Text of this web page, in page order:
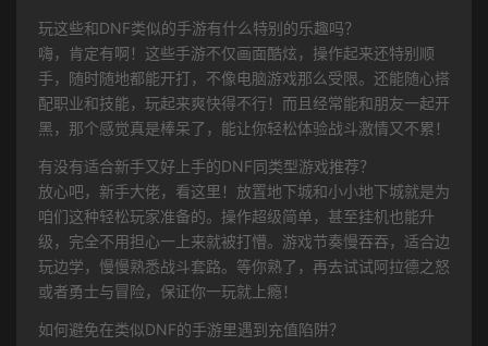
玩这些和DNF类似的手游有什么特别的乐趣吗？
嗨，肯定有啊！这些手游不仅画面酷炫，操作起来还特别顺
手，随时随地都能开打，不像电脑游戏那么受限。还能随心搭
配职业和技能，玩起来爽快得不行！而且经常能和朋友一起开
黑，那个感觉真是棒呆了，能让你轻松体验战斗激情又不累！
有没有适合新手又好上手的DNF同类型游戏推荐？
放心吧，新手大佬，看这里！放置地下城和小小地下城就是为
咱们这种轻松玩家准备的。操作超级简单，甚至挂机也能升
级，完全不用担心一上来就被打懵。游戏节奏慢吞吞，适合边
玩边学，慢慢熟悉战斗套路。等你熟了，再去试试阿拉德之怒
或者勇士与冒险，保证你一玩就上瘾！
如何避免在类似DNF的手游里遇到充值陷阱？